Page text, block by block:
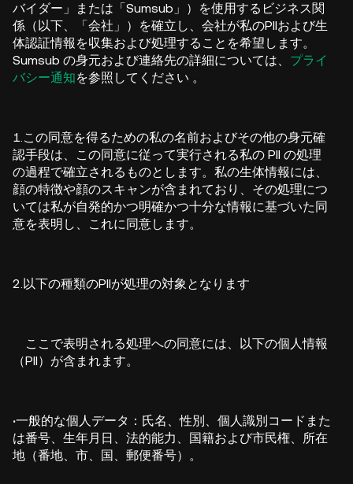
バイダー」または「Sumsub」）を使用するビジネス関
係（以下、「会社」）を確立し、会社が私のPIIおよび生
体認証情報を収集および処理することを希望します。
Sumsub の身元および連絡先の詳細については、 プライ
バシー通知を参照してください 。
1.この同意を得るための私の名前およびその他の身元確
認手段は、この同意に従って実行される私の PII の処理
の過程で確立されるものとします。 私の生体情報には、
顔の特徴や顔のスキャンが含まれており、その処理につ
いては私が自発的かつ明確かつ十分な情報に基づいた同
意を表明し、これに同意します。
2.以下の種類のPIIが処理の対象となります
ここで表明される処理への同意には、以下の個人情報
（PII）が含まれます。
·一般的な個人データ：氏名、性別、個人識別コードまた
は番号、生年月日、法的能力、国籍および市民権、所在
地（番地、市、国、郵便番号）。